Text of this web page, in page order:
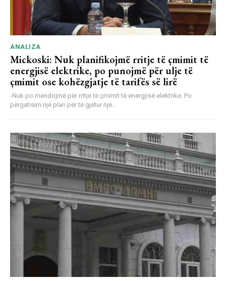
ANALIZA
Mickoski: Nuk planifikojmë rritje të çmimit të
energjisë elektrike, po punojmë për ulje të
çmimit ose kohëzgjatje të tarifës së lirë
-Nuk po mendojmë për rritje të çmimit të energjisë elektrike. Po
përgatisim një plan për të gjetur një...